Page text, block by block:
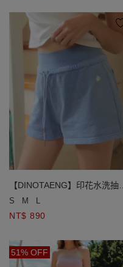
【DINOTAENG】印花水洗抽繩
休閒短褲
S M L
NT$ 890
51% OFF